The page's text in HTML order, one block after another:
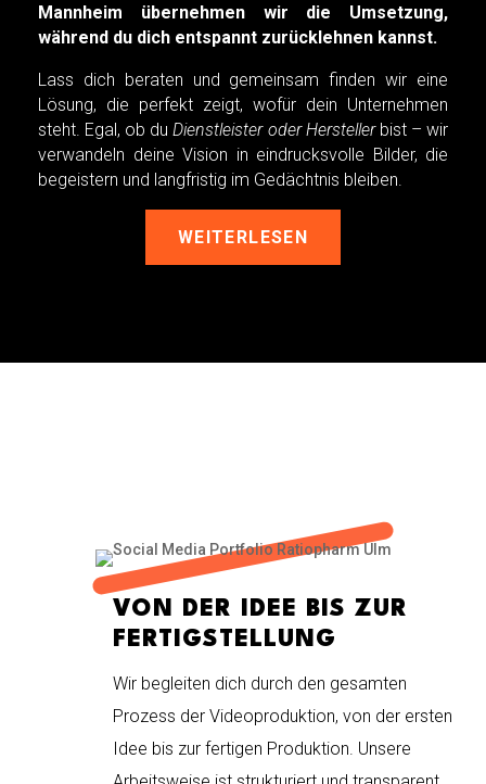
Mannheim übernehmen wir die Umsetzung,
während du dich entspannt zurücklehnen kannst.
Lass dich beraten und gemeinsam finden wir eine
Lösung, die perfekt zeigt, wofür dein Unternehmen
steht. Egal, ob duDienstleister oder Herstellerbist – wir
verwandeln deine Vision in eindrucksvolle Bilder, die
begeistern und langfristig im Gedächtnis bleiben.
WEITERLESEN
VON DER IDEE BIS ZUR
FERTIGSTELLUNG
Wir begleiten dich durch den gesamten
Prozess der Videoproduktion, von der ersten
Idee bis zur fertigen Produktion. Unsere